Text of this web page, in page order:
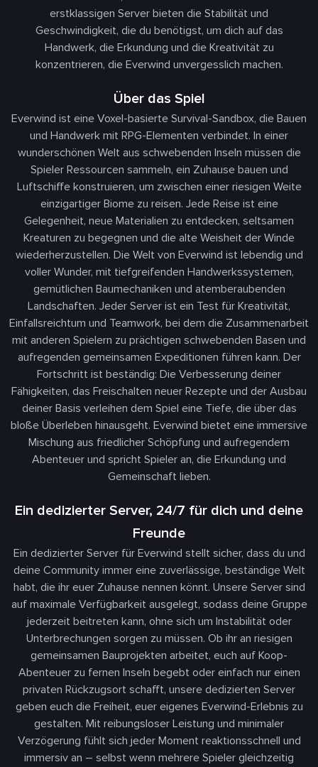
erstklassigen Server bieten die Stabilität und
Geschwindigkeit, die du benötigst, um dich auf das
Handwerk, die Erkundung und die Kreativität zu
konzentrieren, die Everwind unvergesslich machen.
Über das Spiel
Everwind ist eine Voxel-basierte Survival-Sandbox, die Bauen
und Handwerk mit RPG-Elementen verbindet. In einer
wunderschönen Welt aus schwebenden Inseln müssen die
Spieler Ressourcen sammeln, ein Zuhause bauen und
Luftschiffe konstruieren, um zwischen einer riesigen Weite
einzigartiger Biome zu reisen. Jede Reise ist eine
Gelegenheit, neue Materialien zu entdecken, seltsamen
Kreaturen zu begegnen und die alte Weisheit der Winde
wiederherzustellen. Die Welt von Everwind ist lebendig und
voller Wunder, mit tiefgreifenden Handwerkssystemen,
gemütlichen Baumechaniken und atemberaubenden
Landschaften. Jeder Server ist ein Test für Kreativität,
Einfallsreichtum und Teamwork, bei dem die Zusammenarbeit
mit anderen Spielern zu prächtigen schwebenden Basen und
aufregenden gemeinsamen Expeditionen führen kann. Der
Fortschritt ist beständig: Die Verbesserung deiner
Fähigkeiten, das Freischalten neuer Rezepte und der Ausbau
deiner Basis verleihen dem Spiel eine Tiefe, die über das
bloße Überleben hinausgeht. Everwind bietet eine immersive
Mischung aus friedlicher Schöpfung und aufregendem
Abenteuer und spricht Spieler an, die Erkundung und
Gemeinschaft lieben.
Ein dedizierter Server, 24/7 für dich und deine
Freunde
Ein dedizierter Server für Everwind stellt sicher, dass du und
deine Community immer eine zuverlässige, beständige Welt
habt, die ihr euer Zuhause nennen könnt. Unsere Server sind
auf maximale Verfügbarkeit ausgelegt, sodass deine Gruppe
jederzeit beitreten kann, ohne sich um Instabilität oder
Unterbrechungen sorgen zu müssen. Ob ihr an riesigen
gemeinsamen Bauprojekten arbeitet, euch auf Koop-
Abenteuer zu fernen Inseln begebt oder einfach nur einen
privaten Rückzugsort schafft, unsere dedizierten Server
geben euch die Freiheit, euer eigenes Everwind-Erlebnis zu
gestalten. Mit reibungsloser Leistung und minimaler
Verzögerung fühlt sich jeder Moment reaktionsschnell und
immersiv an – selbst wenn mehrere Spieler gleichzeitig